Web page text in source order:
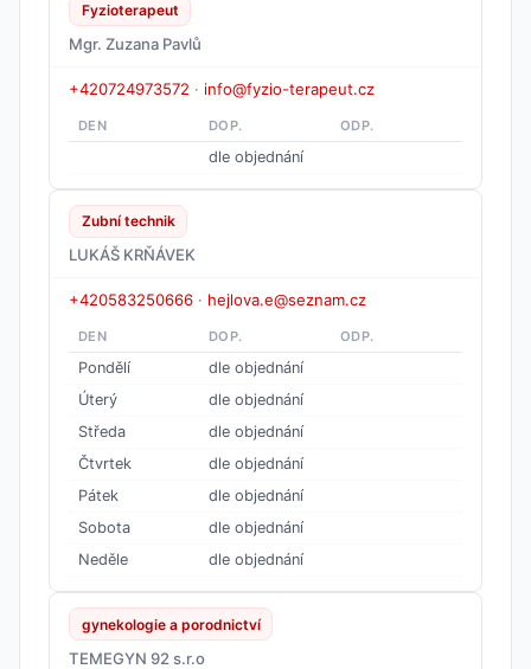
Fyzioterapeut
Mgr. Zuzana Pavlů
+420724973572 · info@fyzio-terapeut.cz
DEN DOP. ODP.
dle objednání
Zubní technik
LUKÁŠ KRŇÁVEK
+420583250666 · hejlova.e@seznam.cz
DEN DOP. ODP.
Pondělí
dle objednání
Úterý
dle objednání
Středa
dle objednání
Čtvrtek
dle objednání
Pátek
dle objednání
Sobota
dle objednání
Neděle
dle objednání
gynekologie a porodnictví
TEMEGYN 92 s.r.o